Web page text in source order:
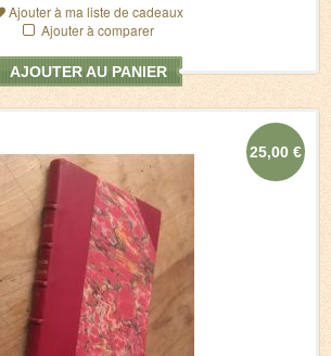
Ajouter à ma liste de cadeaux
Ajouter à comparer
AJOUTER AU PANIER
25,00 €